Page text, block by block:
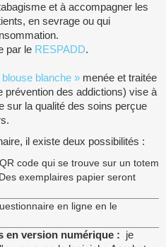
et à accompagner les
en sevrage ou qui
par le RESPADD.
blanche » menée et traitée
prévention des addictions) vise à
sur la qualité des soins perçue
il existe deux possibilités :
code qui se trouve sur un totem
exemplaires papier seront
en ligne en le
en version numérique : je